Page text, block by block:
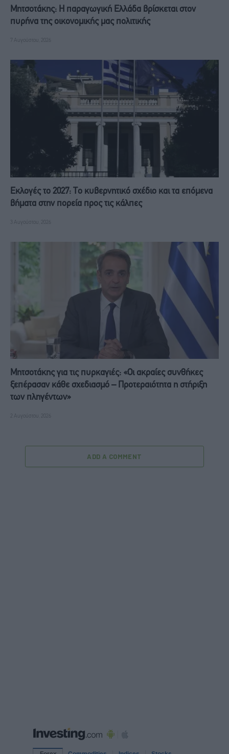
Μητσοτάκης: Η παραγωγική Ελλάδα βρίσκεται στον
πυρήνα της οικονομικής μας πολιτικής
7 Αυγούστου, 2026
Εκλογές το 2027: Το κυβερνητικό σχέδιο και τα επόμενα
βήματα στην πορεία προς τις κάλπες
3 Αυγούστου, 2026
Μητσοτάκης για τις πυρκαγιές: «Οι ακραίες συνθήκες
ξεπέρασαν κάθε σχεδιασμό – Προτεραιότητα η στήριξη
των πληγέντων»
2 Αυγούστου, 2026
ADD A COMMENT